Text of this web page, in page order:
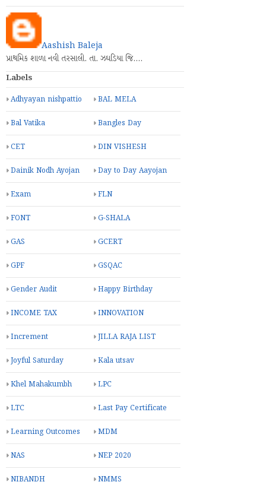
Aashish Baleja
પ્રાથમિક શાળા નવી તરસાલી. તા. ઝઘડિયા જિ.…
Labels
Adhyayan nishpattio BAL MELA
Bal Vatika Bangles Day
CET DIN VISHESH
Dainik Nodh Ayojan Day to Day Aayojan
Exam FLN
FONT G-SHALA
GAS GCERT
GPF GSQAC
Gender Audit Happy Birthday
INCOME TAX INNOVATION
Increment JILLA RAJA LIST
Joyful Saturday Kala utsav
Khel Mahakumbh LPC
LTC Last Pay Certificate
Learning Outcomes MDM
NAS NEP 2020
NIBANDH NMMS